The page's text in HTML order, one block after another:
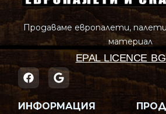
Продаваме европалети,
материал
EPAL LICENCE
ИНФОРМАЦИЯ